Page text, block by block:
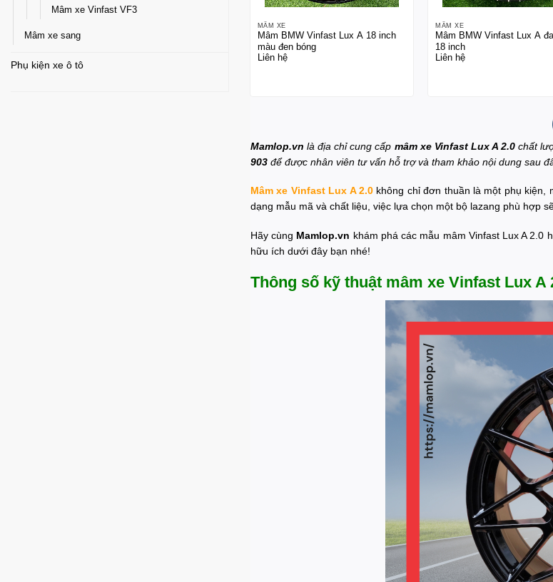
Mâm xe Vinfast VF3
Mâm xe sang
Phụ kiện xe ô tô
MÂM XE
Mâm BMW Vinfast Lux A 18 inch
màu đen bóng
Liên hệ
MÂM XE
Mâm BMW Vinfast Lux A
18 inch
Liên hệ
Mamlop.vnlà địa chỉ cung cấp mâm xe Vinfast Lux A 2.0chất
903 để được nhân viên tư vấn hỗ trợ và tham khảo nội dung sau
Mâm xe Vinfast Lux A 2.0không chỉ đơn thuần là một phụ kiện,
dạng mẫu mã và chất liệu, việc lựa chọn một bộ lazang phù hợp
Hãy cùng Mamlop.vn khám phá các mẫu mâm Vinfast Lux A
hữu ích dưới đây bạn nhé!
Thông số kỹ thuật mâm xe Vinfast Lux A